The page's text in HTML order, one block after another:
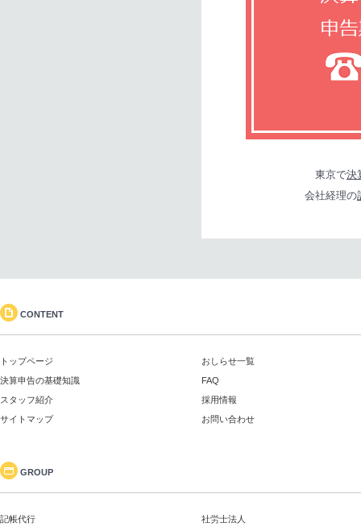
東京で決
会社経理の
CONTENT
トップページ
おしらせ一覧
決算申告の基礎知識
FAQ
スタッフ紹介
採用情報
サイトマップ
お問い合わせ
GROUP
記帳代行
社労士法人